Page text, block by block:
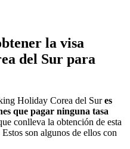
la visa
del Sur para
Holiday Corea del Sures
que pagar ninguna tasa
conlleva la obtención de esta
son algunos de ellos con